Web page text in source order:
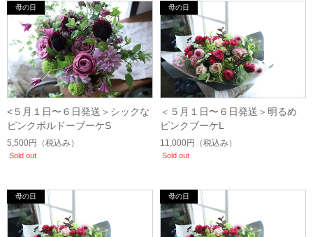
<５月１日〜６日発送＞シックな
ピンクボルドーブーケS
5,500円 （税込み）
Sold out
＜５月１日〜６日発送＞明るめ
ピンクブーケL
11,000円 （税込み）
Sold out